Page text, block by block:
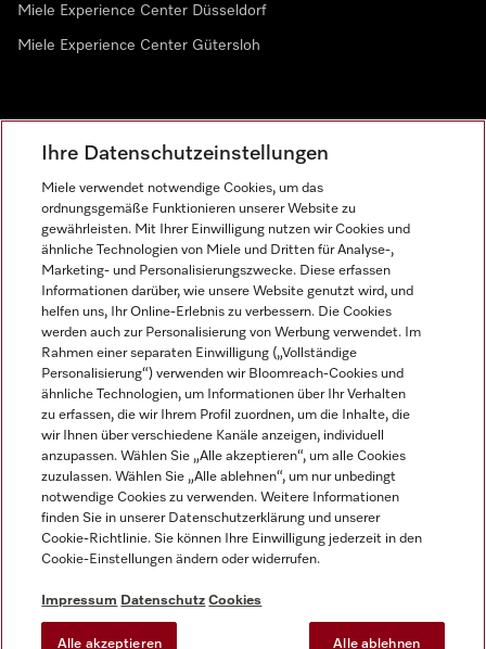
Miele Experience Center Düsseldorf
Miele Experience Center Gütersloh
AGB
Datenschutz
Nutzungsbedingungen
Barrierefreiheitserklärung
EU-Gesetzen über digitale Dienste
Miele auf Instagram
Miele auf Facebook
Miele auf Youtube
Ihre Datenschutzeinstellungen
Miele verwendet notwendige Cookies, um das
ordnungsgemäße Funktionieren unserer Website zu
gewährleisten. Mit Ihrer Einwilligung nutzen wir Cookies und
ähnliche Technologien von Miele und Dritten für Analyse-,
Marketing- und Personalisierungszwecke. Diese erfassen
Informationen darüber, wie unsere Website genutzt wird, und
helfen uns, Ihr Online-Erlebnis zu verbessern. Die Cookies
werden auch zur Personalisierung von Werbung verwendet. Im
Rahmen einer separaten Einwilligung („Vollständige
Personalisierung“) verwenden wir Bloomreach-Cookies und
ähnliche Technologien, um Informationen über Ihr Verhalten
zu erfassen, die wir Ihrem Profil zuordnen, um die Inhalte, die
wir Ihnen über verschiedene Kanäle anzeigen, individuell
anzupassen. Wählen Sie „Alle akzeptieren“, um alle Cookies
zuzulassen. Wählen Sie „Alle ablehnen“, um nur unbedingt
notwendige Cookies zu verwenden. Weitere Informationen
finden Sie in unserer Datenschutzerklärung und unserer
Cookie-Richtlinie. Sie können Ihre Einwilligung jederzeit in den
Cookie-Einstellungen ändern oder widerrufen.
Impressum Datenschutz Cookies
Alle akzeptieren Alle ablehnen